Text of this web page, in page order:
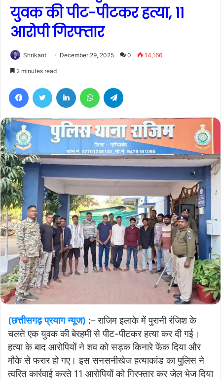
युवक की पीट-पीटकर हत्या, 11
आरोपी गिरफ्तार
Shrikant December 29, 2025 0 14,166
2 minutes read
(छत्तीसगढ़ प्रयाग न्यूज) :– राजिम इलाके में पुरानी रंजिश के
चलते एक युवक की बेरहमी से पीट-पीटकर हत्या कर दी गई।
हत्या के बाद आरोपियों ने शव को सड़क किनारे फेंक दिया और
मौके से फरार हो गए। इस सनसनीखेज हत्याकांड का पुलिस ने
त्वरित कार्रवाई करते 11 आरोपियों को गिरफ्तार कर जेल भेज दिया